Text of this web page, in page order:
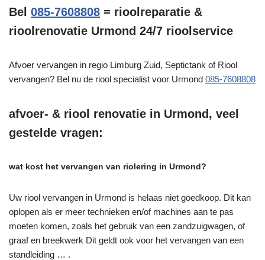
Bel 085-7608808 = rioolreparatie &
rioolrenovatie Urmond 24/7 rioolservice
Afvoer vervangen in regio Limburg Zuid, Septictank of Riool
vervangen? Bel nu de riool specialist voor Urmond 085-7608808
afvoer- & riool renovatie in Urmond, veel
gestelde vragen:
wat kost het vervangen van riolering in Urmond?
Uw riool vervangen in Urmond is helaas niet goedkoop. Dit kan
oplopen als er meer technieken en/of machines aan te pas
moeten komen, zoals het gebruik van een zandzuigwagen, of
graaf en breekwerk Dit geldt ook voor het vervangen van een
standleiding … .